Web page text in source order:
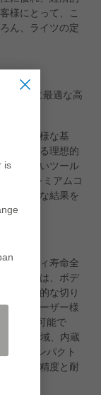
様にとって、こ
ん、ライツの定
用途に最適な高
更や多様な基
上させる理想的
常に長いツール
DTプレミアムコ
て完璧な結果を
ルボディ寿命全
い性能は、ボデ
、効率的な切り
す。ユーザー様
研磨も可能で
排出領域、内蔵
コンパクト
最高の精度と耐
is